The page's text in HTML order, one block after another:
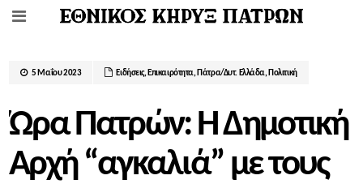
5 Μαΐου 2023 Ειδήσεις, Επικαιρότητα, Πάτρα/Δυτ. Ελλάδα, Πολιτική
Ώρα Πατρών: Η Δημοτική
Αρχή “αγκαλιά” με τους